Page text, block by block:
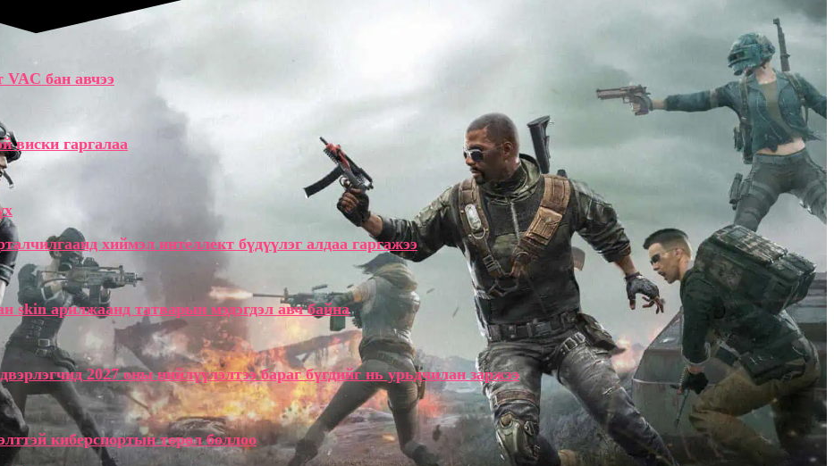
бан авчээ
виски гаргалаа
хиймэл интеллект бүдүүлэг алдаа гаргажээ
skin арилжаанд татварын мэдэгдэл авч байна
2027 оны нийлүүлэлтээ бараг бүгдийг нь урьдчилан заржээ
киберспортын төрөл боллоо